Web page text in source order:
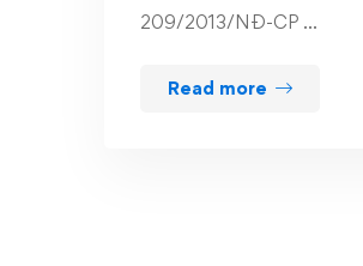
209/2013/NĐ-CP …
Read more